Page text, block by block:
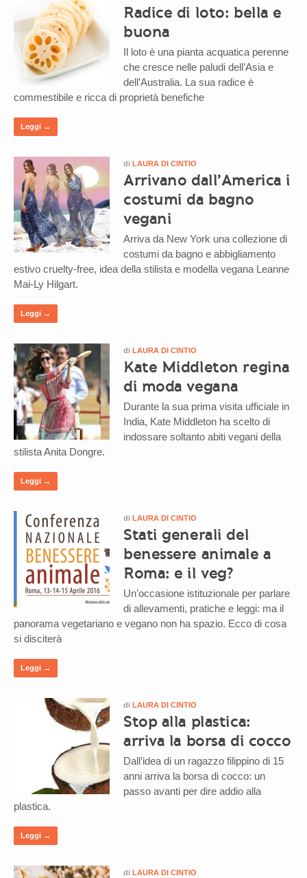
Radice di loto: bella e
buona
Il loto è una pianta acquatica perenne
che cresce nelle paludi dell’Asia e
dell’Australia. La sua radice è
commestibile e ricca di proprietà benefiche
Leggi →
di LAURA DI CINTIO
Arrivano dall’America i
costumi da bagno
vegani
Arriva da New York una collezione di
costumi da bagno e abbigliamento
estivo cruelty-free, idea della stilista e modella vegana Leanne
Mai-Ly Hilgart.
Leggi →
di LAURA DI CINTIO
Kate Middleton regina
di moda vegana
Durante la sua prima visita ufficiale in
India, Kate Middleton ha scelto di
indossare soltanto abiti vegani della
stilista Anita Dongre.
Leggi →
di LAURA DI CINTIO
Stati generali del
benessere animale a
Roma: e il veg?
Un’occasione istituzionale per parlare
di allevamenti, pratiche e leggi: ma il
panorama vegetariano e vegano non ha spazio. Ecco di cosa
si disciterà
Leggi →
di LAURA DI CINTIO
Stop alla plastica:
arriva la borsa di cocco
Dall’idea di un ragazzo filippino di 15
anni arriva la borsa di cocco: un
passo avanti per dire addio alla
plastica.
Leggi →
di LAURA DI CINTIO